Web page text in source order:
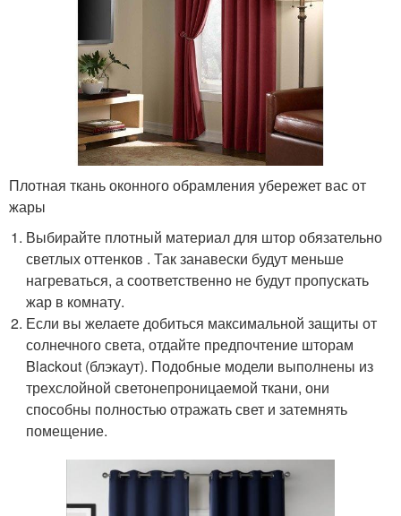
Плотная ткань оконного обрамления убережет вас от
жары
Выбирайте плотный материал для штор обязательно
светлых оттенков . Так занавески будут меньше
нагреваться, а соответственно не будут пропускать
жар в комнату.
Если вы желаете добиться максимальной защиты от
солнечного света, отдайте предпочтение шторам
Blackout (блэкаут). Подобные модели выполнены из
трехслойной светонепроницаемой ткани, они
способны полностью отражать свет и затемнять
помещение.